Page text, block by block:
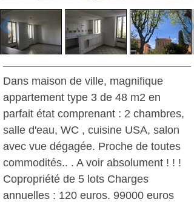
Dans maison de ville, magnifique
appartement type 3 de 48 m2 en
parfait état comprenant : 2 chambres,
salle d'eau, WC , cuisine USA, salon
avec vue dégagée. Proche de toutes
commodités.. . A voir absolument ! ! !
Copropriété de 5 lots Charges
annuelles : 120 euros. 99000 euros